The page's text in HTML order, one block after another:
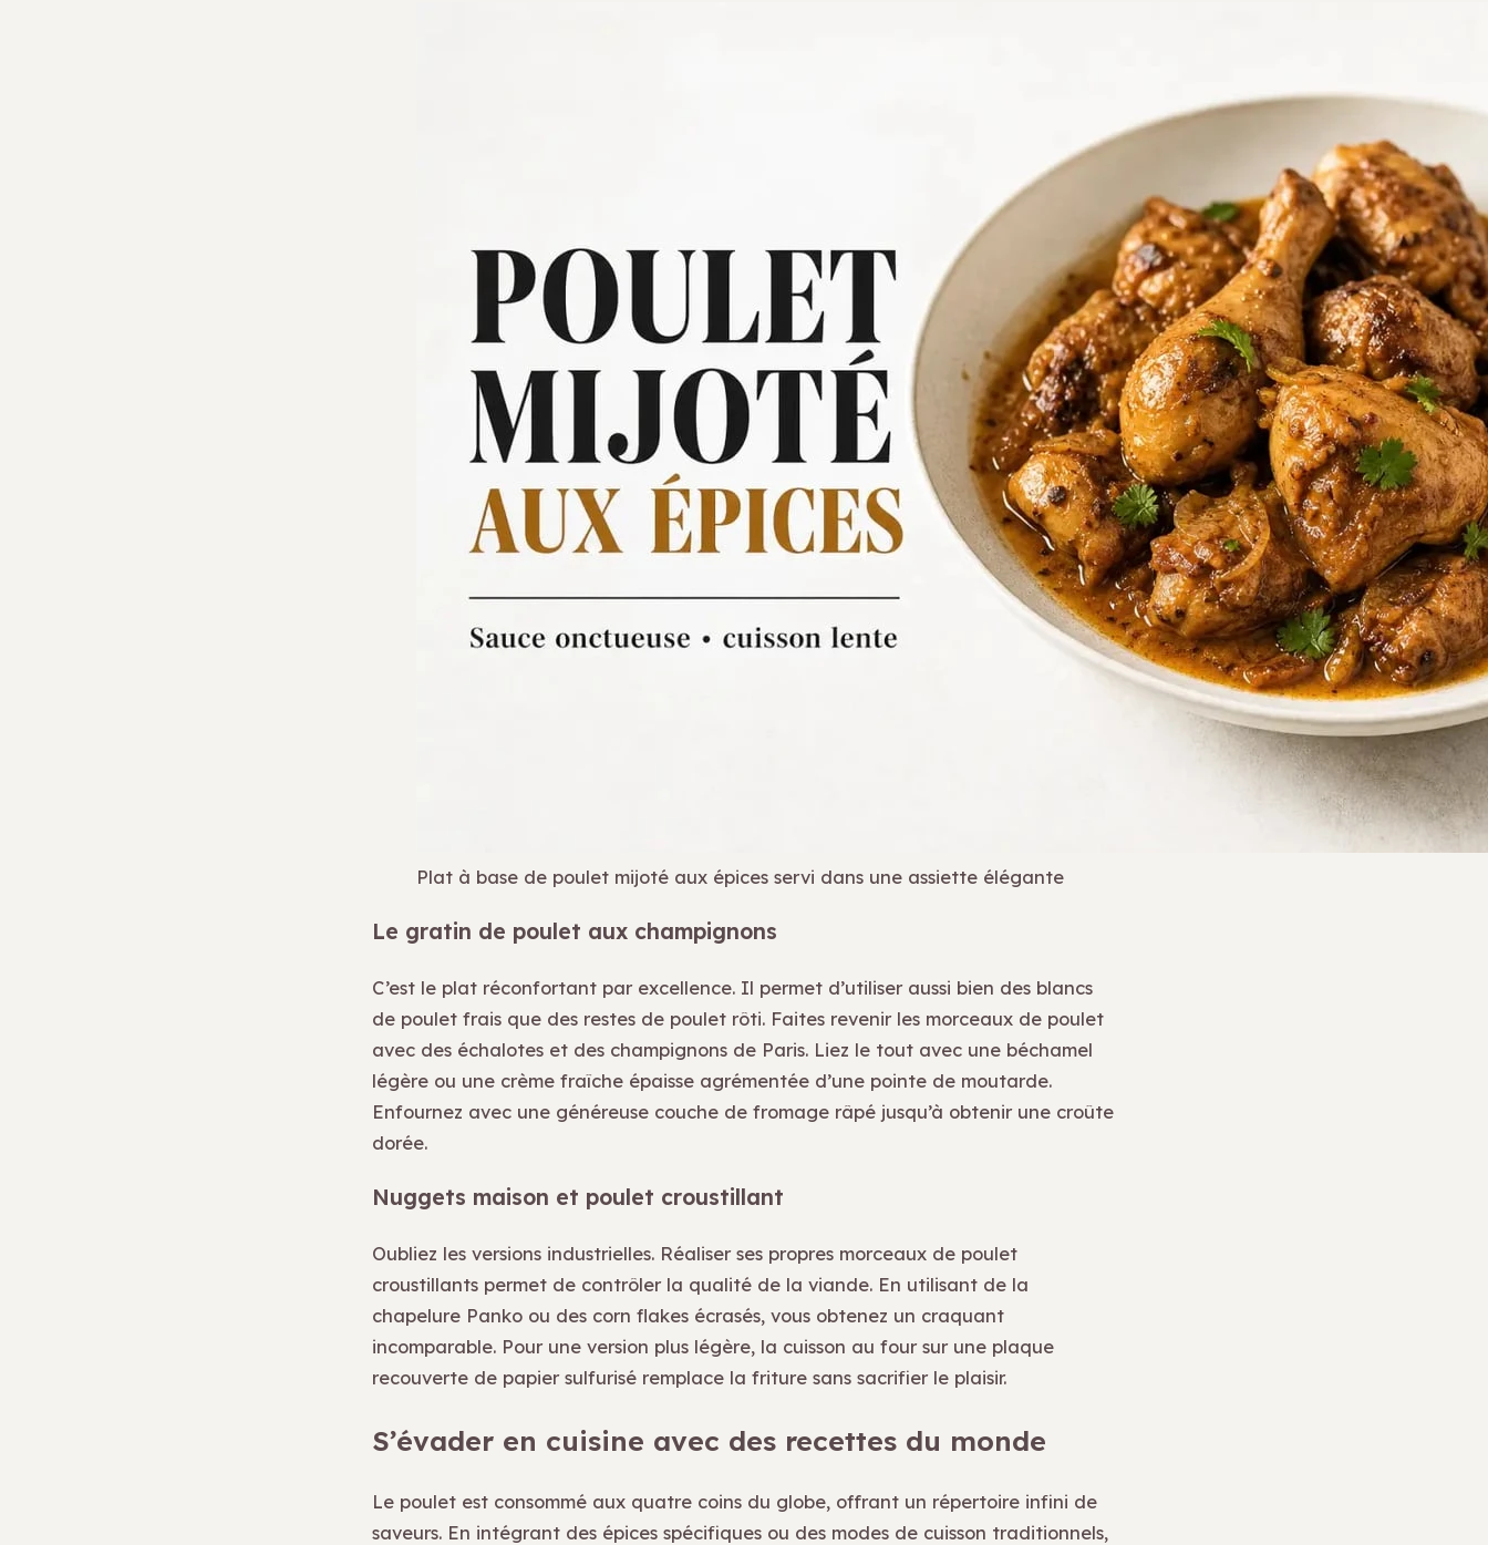
Plat à base de poulet mijoté aux épices servi dans une assiette élégante
Le gratin de poulet aux champignons
C’est le plat réconfortant par excellence. Il permet d’utiliser aussi bien des blancs
de poulet frais que des restes de poulet rôti. Faites revenir les morceaux de poulet
avec des échalotes et des champignons de Paris. Liez le tout avec une béchamel
légère ou une crème fraîche épaisse agrémentée d’une pointe de moutarde.
Enfournez avec une généreuse couche de fromage râpé jusqu’à obtenir une croûte
dorée.
Nuggets maison et poulet croustillant
Oubliez les versions industrielles. Réaliser ses propres morceaux de poulet
croustillants permet de contrôler la qualité de la viande. En utilisant de la
chapelure Panko ou des corn flakes écrasés, vous obtenez un craquant
incomparable. Pour une version plus légère, la cuisson au four sur une plaque
recouverte de papier sulfurisé remplace la friture sans sacrifier le plaisir.
S’évader en cuisine avec des recettes du monde
Le poulet est consommé aux quatre coins du globe, offrant un répertoire infini de
saveurs. En intégrant des épices spécifiques ou des modes de cuisson traditionnels,